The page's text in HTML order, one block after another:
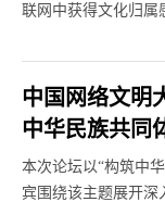
联网中获得文化归属
中国网络文明
中华民族共同
本次论坛以“构筑中
宾围绕该主题展开深